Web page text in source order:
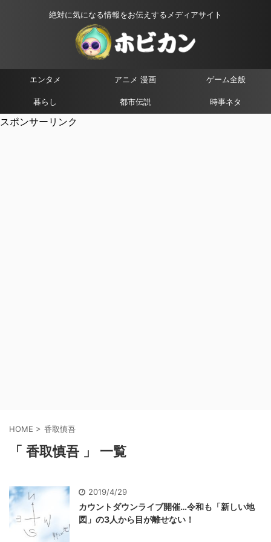
絶対に気になる情報をお伝えするメディアサイト
エンタメ アニメ 漫画 ゲーム全般
暮らし 都市伝説 時事ネタ
スポンサーリンク
HOME > 香取慎吾
「 香取慎吾 」 一覧
2019/4/29
カウントダウンライブ開催…令和も「新しい地
図」の3人から目が離せない！